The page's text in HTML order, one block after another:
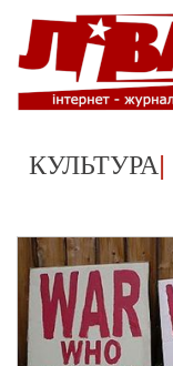
КУЛЬТУРА|